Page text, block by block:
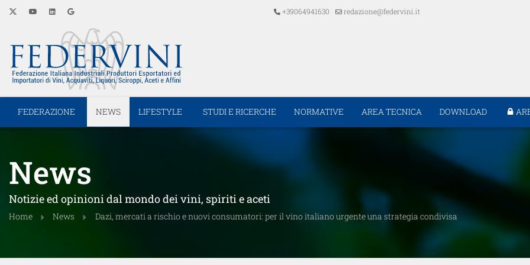
+39064941630 redazione@federvini.it
FEDERAZIONE NEWS LIFESTYLE STUDI E RICERCHE NORMATIVE AREA TECNICA DOWNLOAD
News
Notizie ed opinioni dal mondo dei vini, spiriti e aceti
Home News Dazi, mercati a rischio e nuovi consumatori: per il vino italiano urgente una strategia condivisa